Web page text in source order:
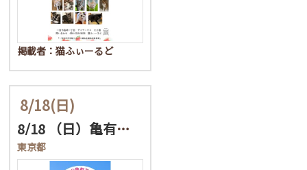
掲載者：猫ふぃーるど
8/18(日)
8/18 （日）亀有◆猫…
東京都